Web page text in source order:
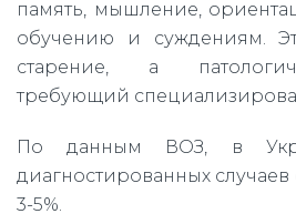
память, мышление,
обучению и суждениям.
старение, а
требующий
По данным ВОЗ, в
диагностированных случаев
3-5%.